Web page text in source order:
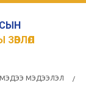
МЭДЭЭ МЭДЭЭЛЭЛ /